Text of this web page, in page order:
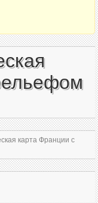
карта Франции с